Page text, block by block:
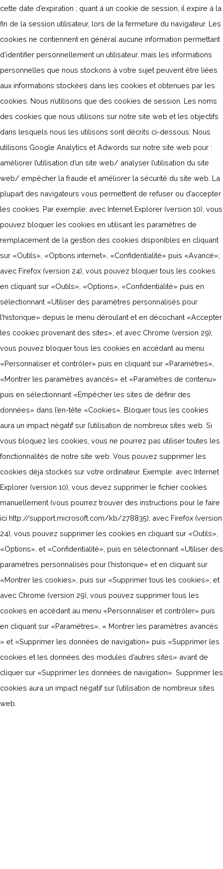
cette date d’expiration ; quant à un cookie de session, il expire à la
fin de la session utilisateur, lors de la fermeture du navigateur. Les
cookies ne contiennent en général aucune information permettant
d’identifier personnellement un utilisateur, mais les informations
personnelles que nous stockons à votre sujet peuvent être liées
aux informations stockées dans les cookies et obtenues par les
cookies. Nous n’utilisons que des cookies de session. Les noms
des cookies que nous utilisons sur notre site web et les objectifs
dans lesquels nous les utilisons sont décrits ci-dessous: Nous
utilisons Google Analytics et Adwords sur notre site web pour :
améliorer l’utilisation d’un site web/ analyser l’utilisation du site
web/ empêcher la fraude et améliorer la sécurité du site web. La
plupart des navigateurs vous permettent de refuser ou d’accepter
les cookies. Par exemple: avec Internet Explorer (version 10), vous
pouvez bloquer les cookies en utilisant les paramètres de
remplacement de la gestion des cookies disponibles en cliquant
sur «Outils», «Options internet», «Confidentialité» puis «Avancé»;
avec Firefox (version 24), vous pouvez bloquer tous les cookies
en cliquant sur «Outils», «Options», «Confidentialité» puis en
sélectionnant «Utiliser des paramètres personnalisés pour
l’historique» depuis le menu déroulant et en décochant «Accepter
les cookies provenant des sites»; et avec Chrome (version 29),
vous pouvez bloquer tous les cookies en accédant au menu
«Personnaliser et contrôler» puis en cliquant sur «Paramètres»,
«Montrer les paramètres avancés» et «Paramètres de contenu»
puis en sélectionnant «Empêcher les sites de définir des
données» dans l’en-tête «Cookies». Bloquer tous les cookies
aura un impact négatif sur l’utilisation de nombreux sites web. Si
vous bloquez les cookies, vous ne pourrez pas utiliser toutes les
fonctionnalités de notre site web. Vous pouvez supprimer les
cookies déjà stockés sur votre ordinateur. Exemple: avec Internet
Explorer (version 10), vous devez supprimer le fichier cookies
manuellement (vous pourrez trouver des instructions pour le faire
ici http://support.microsoft.com/kb/278835); avec Firefox (version
24), vous pouvez supprimer les cookies en cliquant sur «Outils»,
«Options», et «Confidentialité», puis en sélectionnant «Utiliser des
paramètres personnalisés pour l’historique» et en cliquant sur
«Montrer les cookies», puis sur «Supprimer tous les cookies»; et
avec Chrome (version 29), vous pouvez supprimer tous les
cookies en accédant au menu «Personnaliser et contrôler» puis
en cliquant sur «Paramètres», « Montrer les paramètres avancés
» et «Supprimer les données de navigation» puis «Supprimer les
cookies et les données des modules d’autres sites» avant de
cliquer sur «Supprimer les données de navigation». Supprimer les
cookies aura un impact négatif sur l’utilisation de nombreux sites
web.